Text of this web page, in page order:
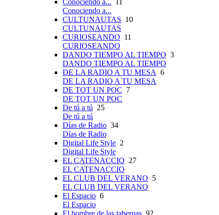
Conociendo a... 11
Conociendo a...
CULTUNAUTAS 10
CULTUNAUTAS
CURIOSEANDO 11
CURIOSEANDO
DANDO TIEMPO AL TIEMPO 3
DANDO TIEMPO AL TIEMPO
DE LA RADIO A TU MESA 6
DE LA RADIO A TU MESA
DE TOT UN POC 7
DE TOT UN POC
De tú a tú 25
De tú a tú
Días de Radio 34
Días de Radio
Digital Life Style 2
Digital Life Style
EL CATENACCIO 27
EL CATENACCIO
EL CLUB DEL VERANO 5
EL CLUB DEL VERANO
El Espacio 6
El Espacio